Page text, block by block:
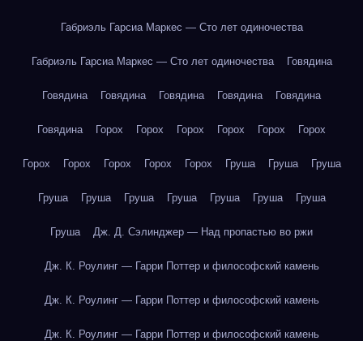
Габриэль Гарсиа Маркес — Сто лет одиночества
Габриэль Гарсиа Маркес — Сто лет одиночества Говядина
Говядина Говядина Говядина Говядина Говядина
Говядина Горох Горох Горох Горох Горох Горох
Горох Горох Горох Горох Горох Груша Груша Груша
Груша Груша Груша Груша Груша Груша Груша
Груша Дж. Д. Сэлинджер — Над пропастью во ржи
Дж. К. Роулинг — Гарри Поттер и философский камень
Дж. К. Роулинг — Гарри Поттер и философский камень
Дж. К. Роулинг — Гарри Поттер и философский камень